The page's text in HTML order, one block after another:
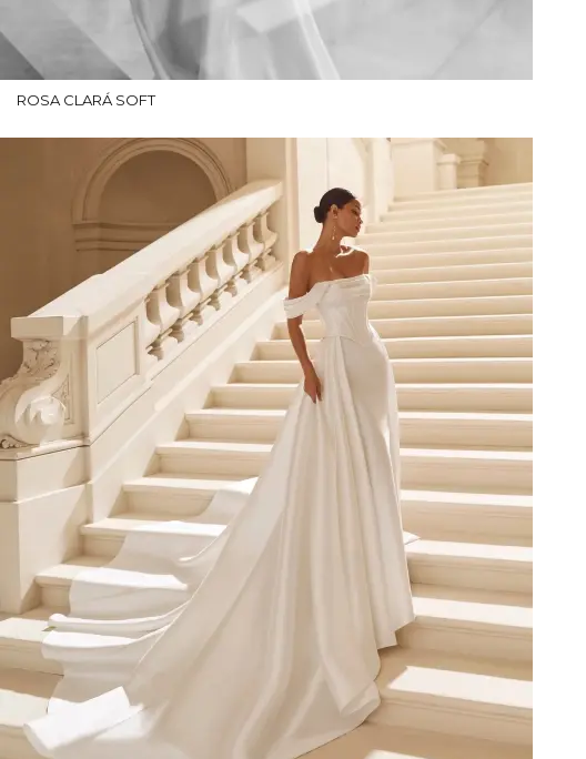
ROSA CLARÁ SOFT